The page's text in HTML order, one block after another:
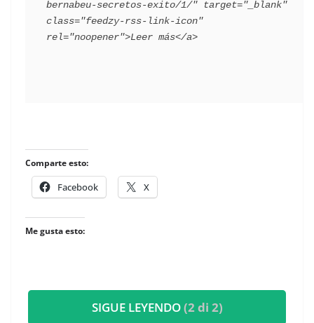
bernabeu-secretos-exito/1/" target="_blank"
class="feedzy-rss-link-icon"
Comparte esto:
Facebook X
Me gusta esto:
SIGUE LEYENDO(2 di 2)